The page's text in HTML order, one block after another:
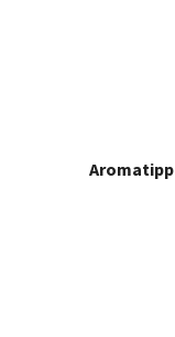
Aromatipp